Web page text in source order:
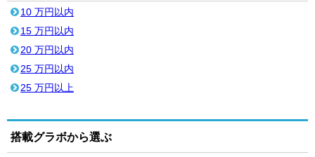
10 万円以内
15 万円以内
20 万円以内
25 万円以内
25 万円以上
搭載グラボから選ぶ